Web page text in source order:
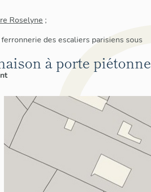
Roselyne ;
des escaliers parisiens sous
à porte piétonne